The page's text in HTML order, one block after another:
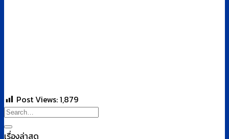
Post Views:1,879
เรื่องล่าสุด